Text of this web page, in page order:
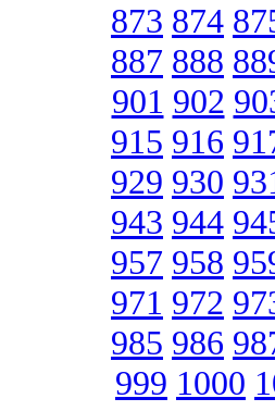
873 874
887 888
901 902
915 916
929 930
943 944
957 958
971 972
985 986
999 1000